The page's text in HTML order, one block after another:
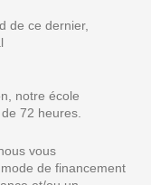
de ce dernier,
notre école
72 heures.
vous
de financement